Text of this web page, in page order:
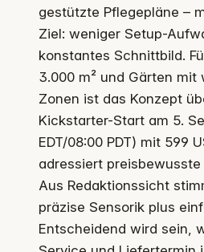
gestützte Pflegepläne –
Ziel: weniger Setup-
konstantes Schnittbild.
3.000 m² und Gärten mit
Zonen ist das Konzept
Kickstarter-Start am 5.
EDT/08:00 PDT) mit 599
adressiert preisbewusste
Aus Redaktionssicht
präzise Sensorik plus
Entscheidend wird sein,